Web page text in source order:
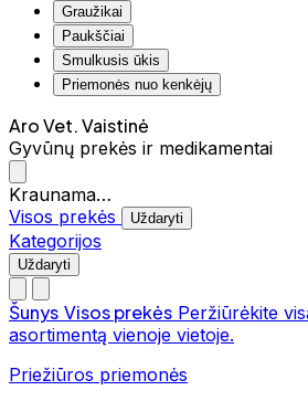
Graužikai
Paukščiai
Smulkusis ūkis
Priemonės nuo kenkėjų
Aro Vet. Vaistinė
Gyvūnų prekės ir medikamentai
Kraunama…
Visos prekės
Uždaryti
Kategorijos
Uždaryti
Šunys Visos prekės Peržiūrėkite
asortimentą vienoje vietoje.
Priežiūros priemonės